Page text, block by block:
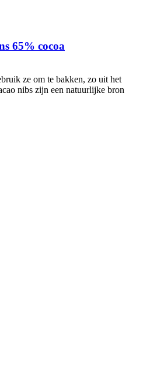
65% cocoa
ze om te bakken, zo uit het
nibs zijn een natuurlijke bron